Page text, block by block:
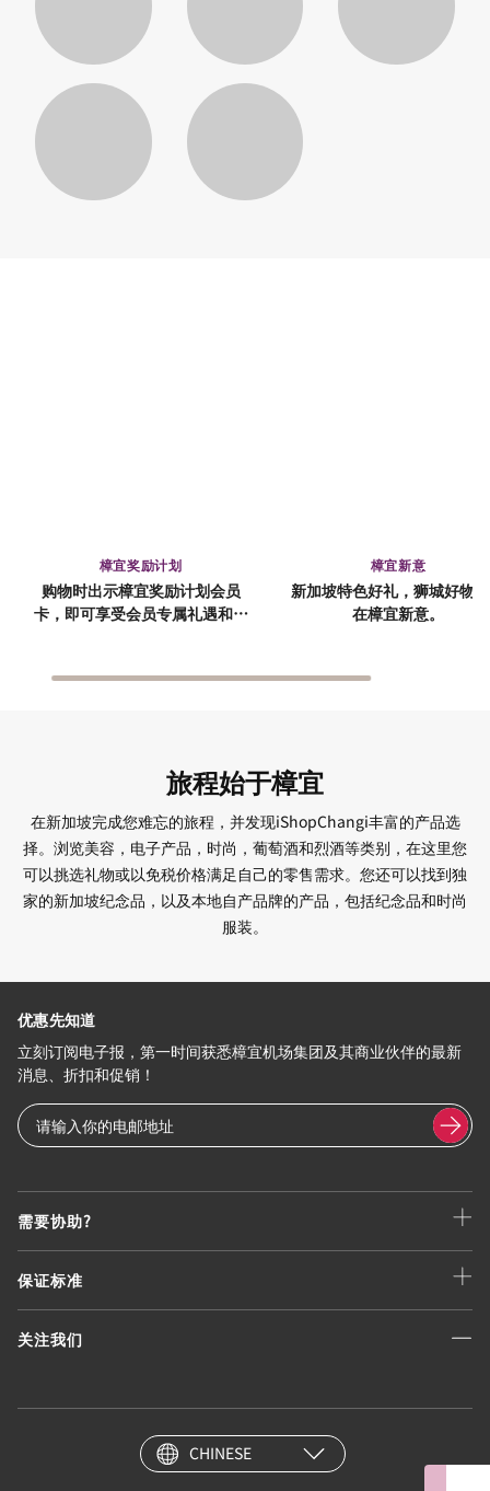
樟宜奖励计划
购物时出示樟宜奖励计划会员
卡，即可享受会员专属礼遇和优
樟宜新意
新加坡特色好礼，狮城好物
在樟宜新意。
旅程始于樟宜
在新加坡完成您难忘的旅程，并发现iShopChangi丰富的产品选
择。浏览美容，电子产品，时尚，葡萄酒和烈酒等类别，在这里您
可以挑选礼物或以免税价格满足自己的零售需求。您还可以找到独
家的新加坡纪念品，以及本地自产品牌的产品，包括纪念品和时尚
服装。
需要协助?
保证标准
关注我们
优惠先知道
立刻订阅电子报，第一时间获悉樟宜机场集团及其商业伙伴的最新
消息、折扣和促销！
CHINESE